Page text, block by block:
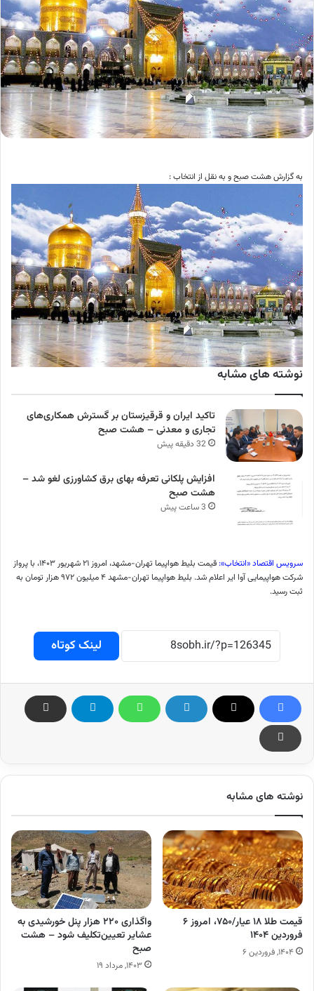
به گزارش هشت صبح و به نقل از انتخاب :
نوشته های مشابه
تاکید ایران و قرقیزستان بر گسترش همکاری‌های
تجاری و معدنی – هشت صبح
32 دقیقه پیش
افزایش پلکانی تعرفه بهای برق کشاورزی لغو شد –
هشت صبح
3 ساعت پیش
سرویس اقتصاد «انتخاب»:
قیمت بلیط هواپیما تهران-مشهد، امروز ۲۱ شهریور ۱۴۰۳، با پرواز
شرکت هواپیمایی آوا ایر اعلام شد. بلیط هواپیما تهران-مشهد ۴ میلیون ۹۷۲ هزار تومان به
ثبت رسید.
لینک کوتاه
نوشته های مشابه
قیمت طلا ۱۸ عیار/۷۵۰، امروز ۶
فروردین ۱۴۰۴
۱۴۰۴, فروردین ۶
واگذاری ۲۲۰ هزار پنل خورشیدی به
عشایر تعیین‌تکلیف شود – هشت
صبح
۱۴۰۳, مرداد ۱۹